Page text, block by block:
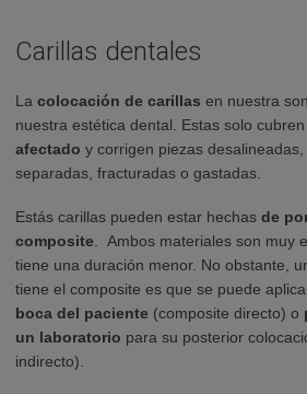
Carillas dentales
La colocación de carillas en nuestra
nuestra estética dental. Estas solo
afectado y corrigen piezas desalineadas,
separadas, fracturadas o gastadas.
Estás carillas pueden estar hechas de
composite
Ambos materiales son muy
tiene una duración menor. No obstante,
tiene el composite es que se puede
boca del paciente (composite directo) o
un laboratorio para su posterior
indirecto).